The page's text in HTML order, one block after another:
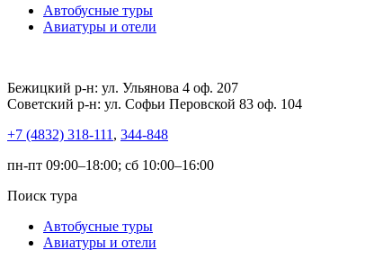
Автобусные туры
Авиатуры и отели
Бежицкий р-н: ул. Ульянова 4 оф. 207
Советский р-н: ул. Софьи Перовской 83 оф. 104
+7 (4832) 318-111 , 344-848
пн-пт 09:00–18:00; сб 10:00–16:00
Поиск тура
Автобусные туры
Авиатуры и отели